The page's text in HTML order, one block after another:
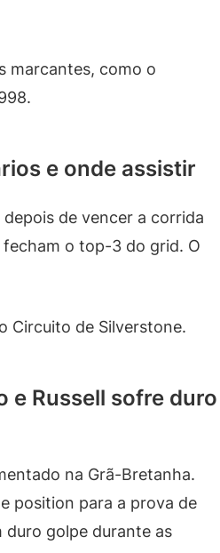
marcantes, como o
e onde assistir
de vencer a corrida
o top-3 do grid. O
Circuito de Silverstone.
e Russell sofre duro
na Grã-Bretanha.
position para a prova de
duro golpe durante as